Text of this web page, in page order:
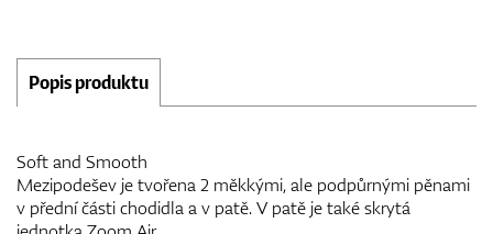
Popis produktu
Soft and Smooth
Mezipodešev je tvořena 2 měkkými, ale podpůrnými pěnami
v přední části chodidla a v patě. V patě je také skrytá